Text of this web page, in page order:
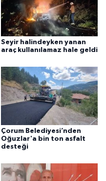
Seyir halindeyken yanan
araç kullanılamaz hale geldi
Çorum Belediyesi’nden
Oğuzlar'a bin ton asfalt
desteği